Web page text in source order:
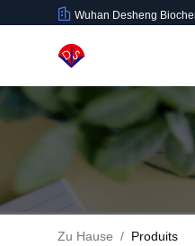
Wuhan Desheng
Zu Hause / Produits